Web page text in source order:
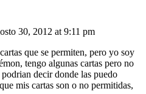
30, 2012 at 9:11 pm
que se permiten, pero yo soy
tengo algunas cartas pero no
decir donde las puedo
mis cartas son o no permitidas,